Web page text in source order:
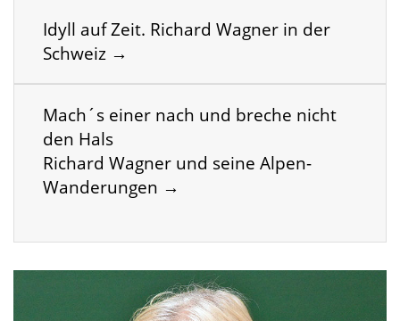
Idyll auf Zeit. Richard Wagner in der
Schweiz →
Mach´s einer nach und breche nicht
den Hals
Richard Wagner und seine Alpen-
Wanderungen →